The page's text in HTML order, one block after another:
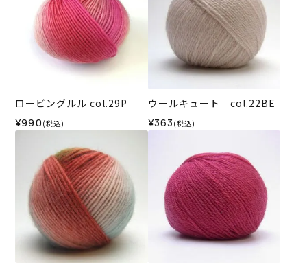
ロービングルル col.29P
¥990 (税込)
ウールキュート col.22BE
¥363 (税込)